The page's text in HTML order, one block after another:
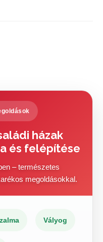
házak
és felépítése
– természetes
megoldásokkal.
Vályog